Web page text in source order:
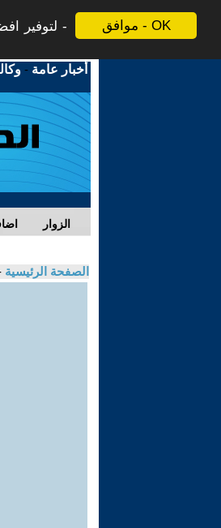
موافق - OK
لتوفير
أخبار عامة -
الزوار
الصفحة الرئيسية